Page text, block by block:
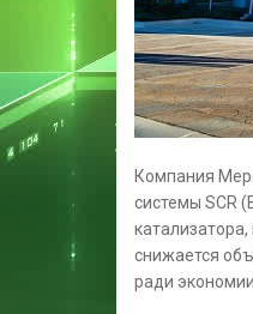
Компания
системы SCR
снижается
ради